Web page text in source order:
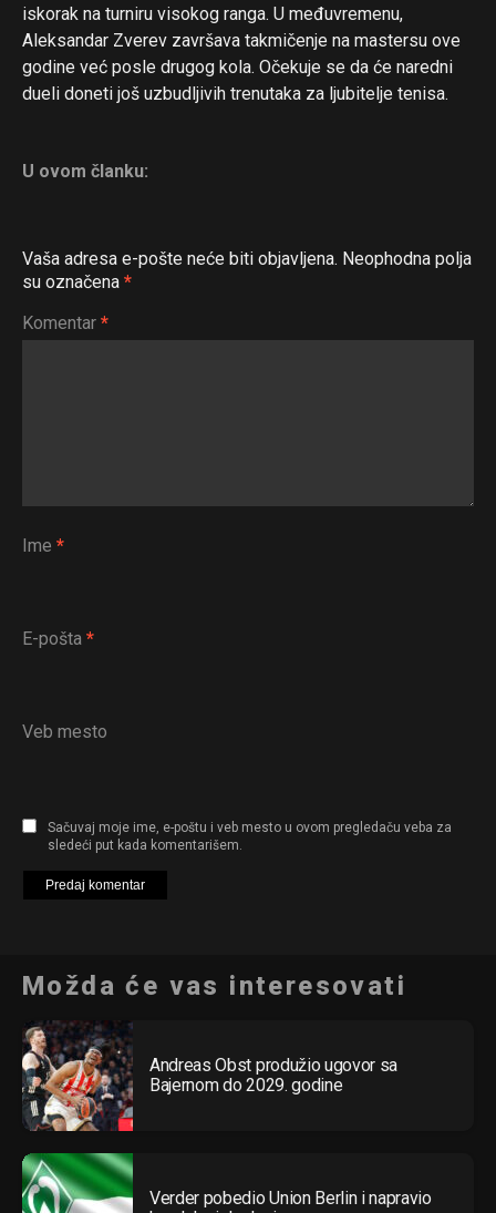
iskorak na turniru visokog ranga. U međuvremenu,
Aleksandar Zverev završava takmičenje na mastersu ove
godine već posle drugog kola. Očekuje se da će naredni
dueli doneti još uzbudljivih trenutaka za ljubitelje tenisa.
U ovom članku:
Vaša adresa e-pošte neće biti objavljena. Neophodna polja
su označena *
Komentar *
Ime *
E-pošta *
Veb mesto
Sačuvaj moje ime, e-poštu i veb mesto u ovom pregledaču veba za
sledeći put kada komentarišem.
Možda će vas interesovati
Andreas Obst produžio ugovor sa
Bajernom do 2029. godine
Verder pobedio Union Berlin i napravio